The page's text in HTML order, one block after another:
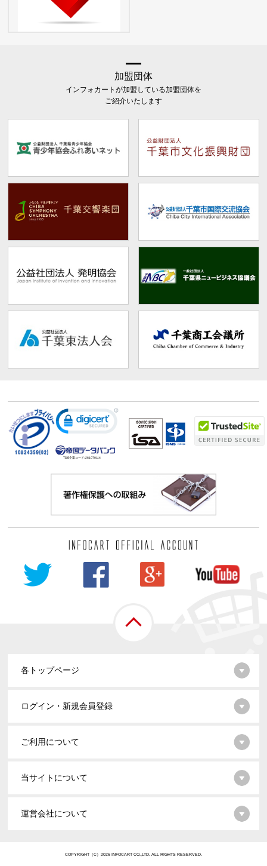
加盟団体
インフォカートが加盟している加盟団体を
ご紹介いたします
TDB企業コード:261070114
各トップページ
ログイン・新規会員登録
ご利用について
当サイトについて
運営会社について
COPYRIGHT（C）2026 INFOCART CO.,LTD. ALL RIGHTS RESERVED.